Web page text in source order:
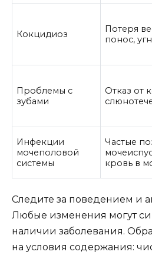
Кокцидиоз
Потеря
понос,
Проблемы с
зубами
Отказ от
Инфекции
мочеполовой
системы
Частые
кровь в
Следите за поведением и
Любые изменения могут
наличии заболевания.
на условия содержания: